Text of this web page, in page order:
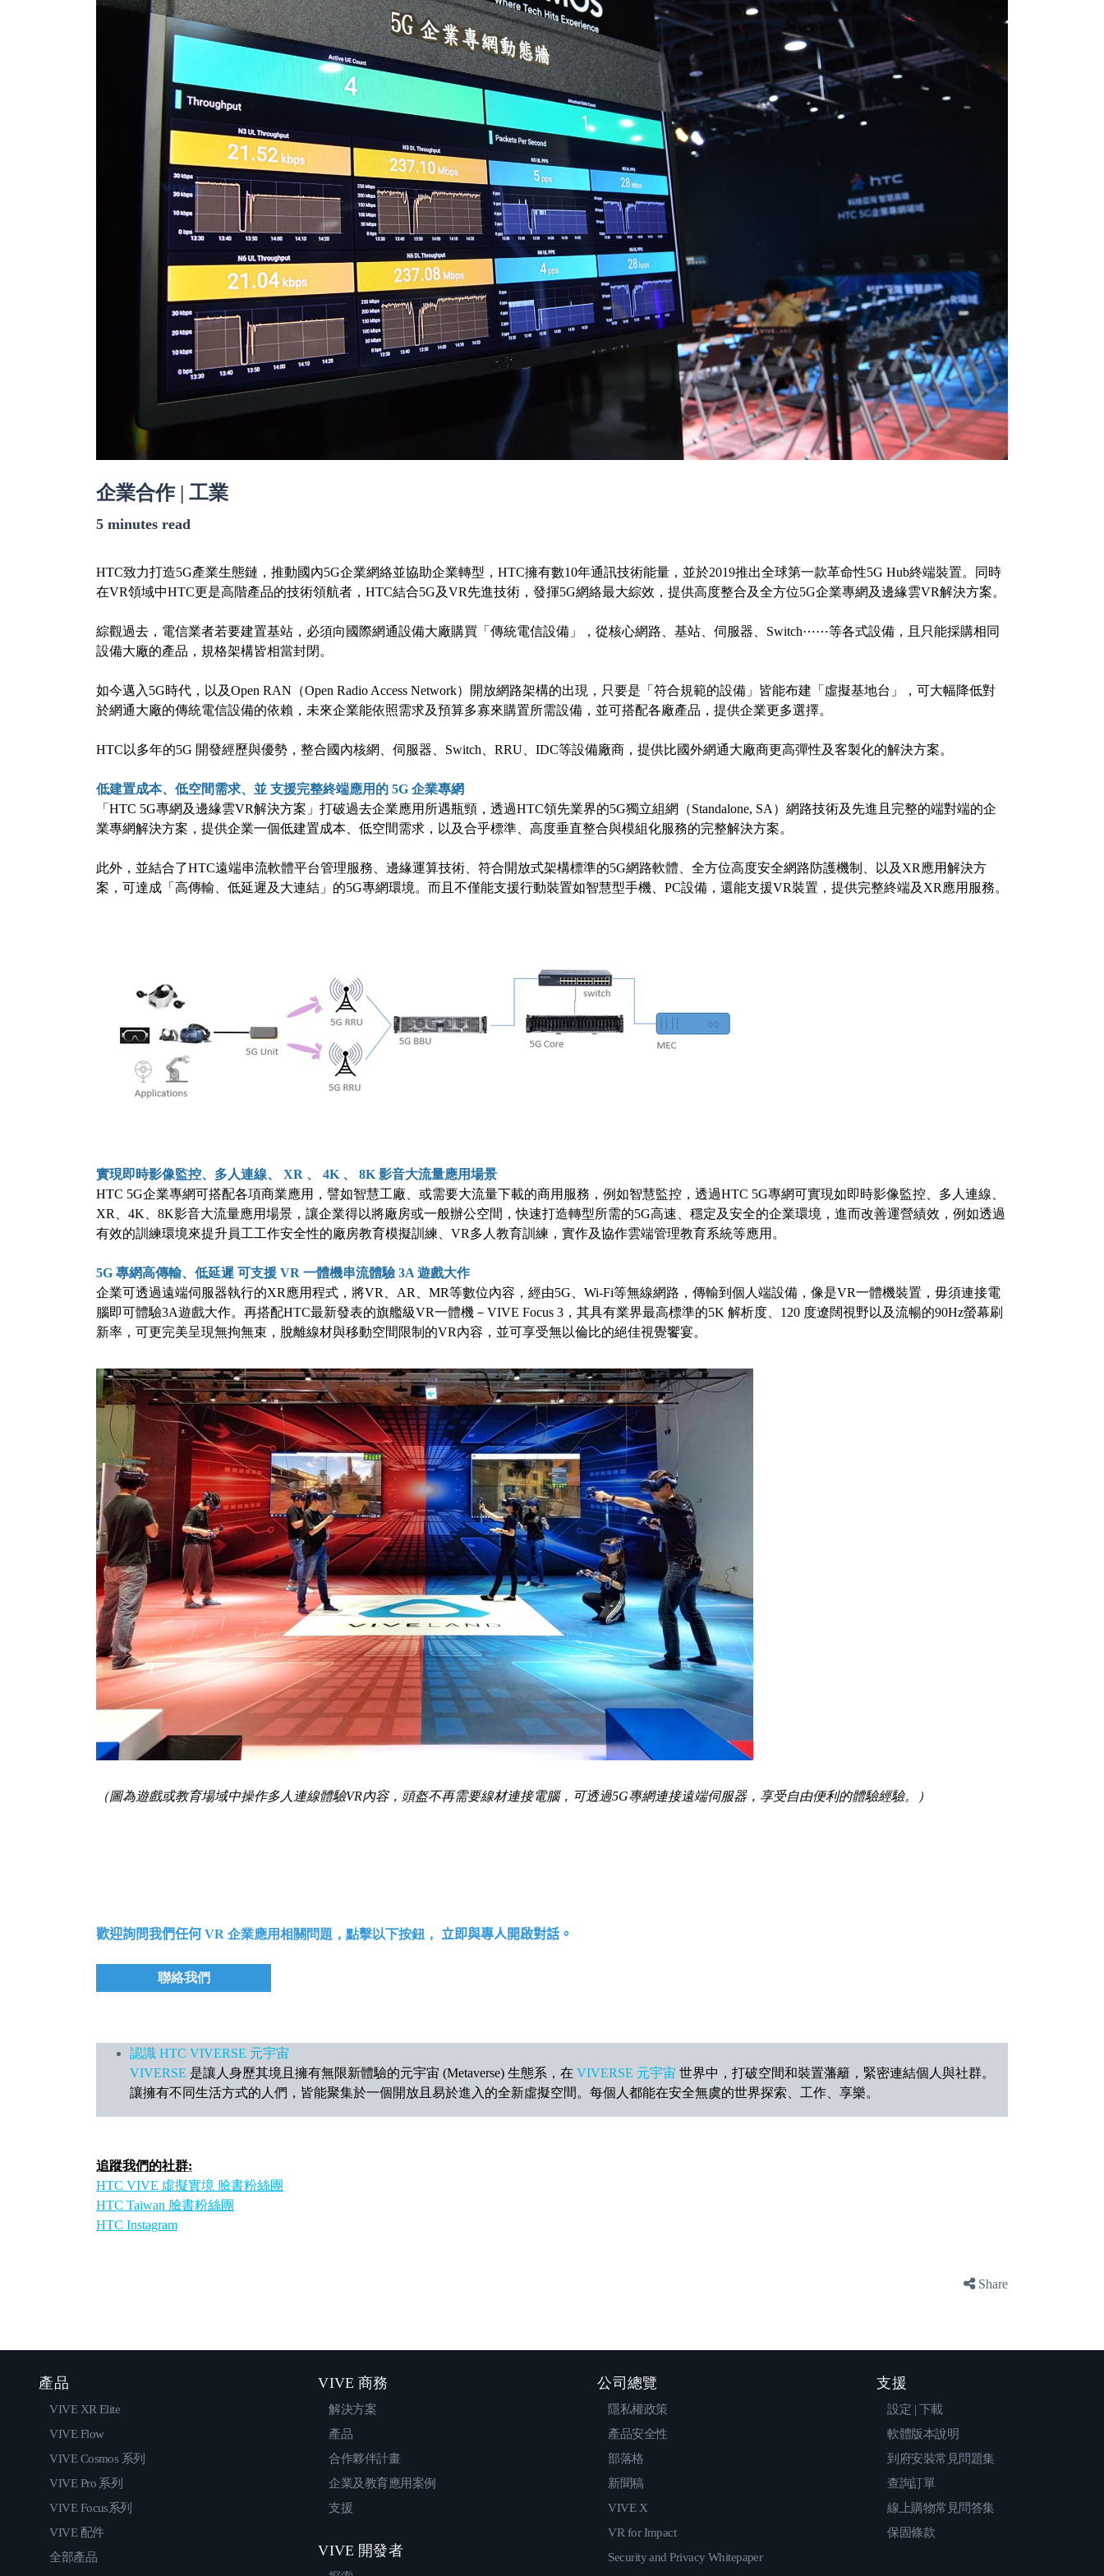
企業合作 | 工業
5 minutes read
HTC致力打造5G產業生態鏈，推動國內5G企業網絡並協助企業轉型，HTC擁有數10年通訊技術能量，並於2019推出全球第一款革命性5G Hub終端裝置。同時
在VR領域中HTC更是高階產品的技術領航者，HTC結合5G及VR先進技術，發揮5G網絡最大綜效，提供高度整合及全方位5G企業專網及邊緣雲VR解決方案。
綜觀過去，電信業者若要建置基站，必須向國際網通設備大廠購買「傳統電信設備」，從核心網路、基站、伺服器、Switch⋯⋯等各式設備，且只能採購相同
設備大廠的產品，規格架構皆相當封閉。
如今邁入5G時代，以及Open RAN（Open Radio Access Network）開放網路架構的出現，只要是「符合規範的設備」皆能布建「虛擬基地台」，可大幅降低對
於網通大廠的傳統電信設備的依賴，未來企業能依照需求及預算多寡來購置所需設備，並可搭配各廠產品，提供企業更多選擇。
HTC以多年的5G 開發經歷與優勢，整合國內核網、伺服器、Switch、RRU、IDC等設備廠商，提供比國外網通大廠商更高彈性及客製化的解決方案。
低建置成本、低空間需求、並 支援完整終端應用的 5G 企業專網
「HTC 5G專網及邊緣雲VR解決方案」打破過去企業應用所遇瓶頸，透過HTC領先業界的5G獨立組網（Standalone, SA）網路技術及先進且完整的端對端的企
業專網解決方案，提供企業一個低建置成本、低空間需求，以及合乎標準、高度垂直整合與模組化服務的完整解決方案。
此外，並結合了HTC遠端串流軟體平台管理服務、邊緣運算技術、符合開放式架構標準的5G網路軟體、全方位高度安全網路防護機制、以及XR應用解決方
案，可達成「高傳輸、低延遲及大連結」的5G專網環境。而且不僅能支援行動裝置如智慧型手機、PC設備，還能支援VR裝置，提供完整終端及XR應用服務。
實現即時影像監控、多人連線、 XR 、 4K 、 8K 影音大流量應用場景
HTC 5G企業專網可搭配各項商業應用，譬如智慧工廠、或需要大流量下載的商用服務，例如智慧監控，透過HTC 5G專網可實現如即時影像監控、多人連線、
XR、4K、8K影音大流量應用場景，讓企業得以將廠房或一般辦公空間，快速打造轉型所需的5G高速、穩定及安全的企業環境，進而改善運營績效，例如透過
有效的訓練環境來提升員工工作安全性的廠房教育模擬訓練、VR多人教育訓練，實作及協作雲端管理教育系統等應用。
5G 專網高傳輸、低延遲 可支援 VR 一體機串流體驗3A 遊戲大作
企業可透過遠端伺服器執行的XR應用程式，將VR、AR、MR等數位內容，經由5G、Wi-Fi等無線網路，傳輸到個人端設備，像是VR一體機裝置，毋須連接電
腦即可體驗3A遊戲大作。再搭配HTC最新發表的旗艦級VR一體機－VIVE Focus 3，其具有業界最高標準的5K 解析度、120 度遼闊視野以及流暢的90Hz螢幕刷
新率，可更完美呈現無拘無束，脫離線材與移動空間限制的VR內容，並可享受無以倫比的絕佳視覺饗宴。
（圖為遊戲或教育場域中操作多人連線體驗VR內容，頭盔不再需要線材連接電腦，可透過5G專網連接遠端伺服器，享受自由便利的體驗經驗。）
歡迎詢問我們任何 VR 企業應用相關問題，點擊以下按鈕， 立即與專人開啟對話。
聯絡我們
認識 HTC VIVERSE 元宇宙
VIVERSE 是讓人身歷其境且擁有無限新體驗的元宇宙 (Metaverse) 生態系，在 VIVERSE 元宇宙 世界中，打破空間和裝置藩籬，緊密連結個人與社群。
讓擁有不同生活方式的人們，皆能聚集於一個開放且易於進入的全新虛擬空間。每個人都能在安全無虞的世界探索、工作、享樂。
追蹤我們的社群:
HTC VIVE 虛擬實境 臉書粉絲團
HTC Taiwan 臉書粉絲團
HTC Instagram
Share
產品
VIVE XR Elite
VIVE Flow
VIVE Cosmos 系列
VIVE Pro 系列
VIVE Focus系列
VIVE 配件
全部產品
VIVE 商務
解決方案
產品
合作夥伴計畫
企業及教育應用案例
支援
VIVE 開發者
公司總覽
隱私權政策
產品安全性
部落格
新聞稿
VIVE X
VR for Impact
Security and Privacy Whitepaper
支援
設定 | 下載
軟體版本說明
到府安裝常見問題集
查詢訂單
線上購物常見問答集
保固條款